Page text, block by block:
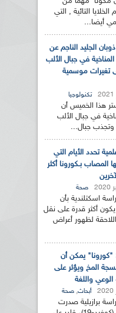
التائية , التي
أيضا...
الجليد الناجم عن
المناخية في جبال الألب
تغيرات موسمية
تكنولوجيا
هذا الخميس أن
في جبال الألب
وتجذب جبال...
تحدد الأيام التي
المصاب بـكورونا أكثر
صحة
اسكتلندية بأن
المصاب بفيروس كورونا كوفيد-19 يكون أكثر قدرة على نقل
لظهور أعراض
"كورونا" يمكن أن
المخ ويؤثر على
الوعي واللغة
أبحاث, صحة
برازيلية صدرت